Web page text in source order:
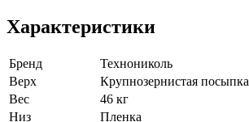
Характеристики
Бренд
Технониколь
Верх
Крупнозернистая посыпка
Вес
46 кг
Низ
Пленка